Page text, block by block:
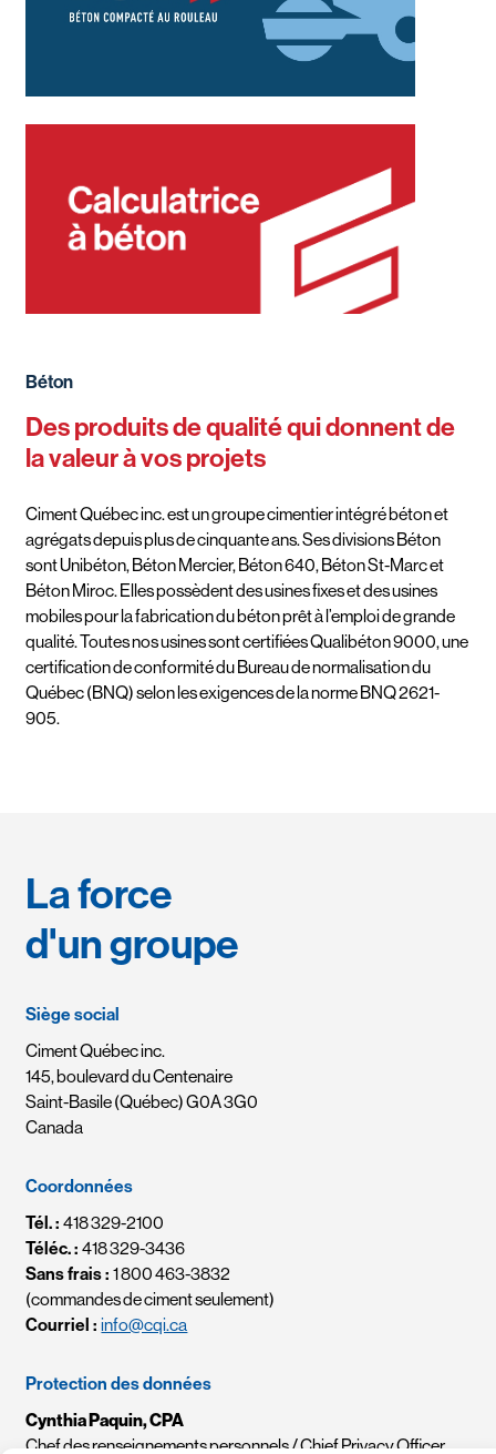
Béton
Des produits de qualité qui donnent de
la valeur à vos projets
Ciment Québec inc. est un groupe cimentier intégré béton et
agrégats depuis plus de cinquante ans. Ses divisions Béton
sont Unibéton, Béton Mercier, Béton 640, Béton St-Marc et
Béton Miroc. Elles possèdent des usines fixes et des usines
mobiles pour la fabrication du béton prêt à l’emploi de grande
qualité. Toutes nos usines sont certifiées Qualibéton 9000, une
certification de conformité du Bureau de normalisation du
Québec (BNQ) selon les exigences de la norme BNQ 2621-
905.
La force
d'un groupe
Siège social
Ciment Québec inc.
145, boulevard du Centenaire
Saint-Basile (Québec) G0A 3G0
Canada
Coordonnées
Tél. :418 329-2100
Téléc. :418 329-3436
Sans frais :1 800 463-3832
(commandes de ciment seulement)
Courriel : info@cqi.ca
Protection des données
Cynthia Paquin, CPA
Chef des renseignements personnels / Chief Privacy Officer